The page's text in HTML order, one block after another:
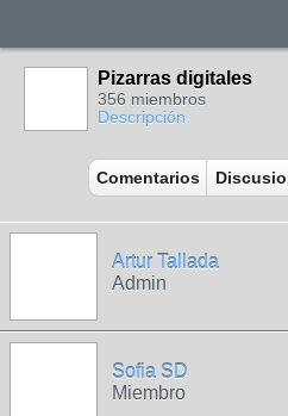
Pizarras digitales
356 miembros
Descripción
Comentarios
Artur Tallada
Admin
Sofia SD
Miembro